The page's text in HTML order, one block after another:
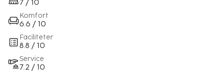
7 / 10
Komfort
6.6 / 10
Faciliteter
8.8 / 10
Service
7.2 / 10